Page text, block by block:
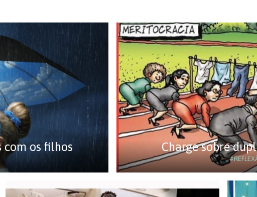
com os filhos Charge sobre